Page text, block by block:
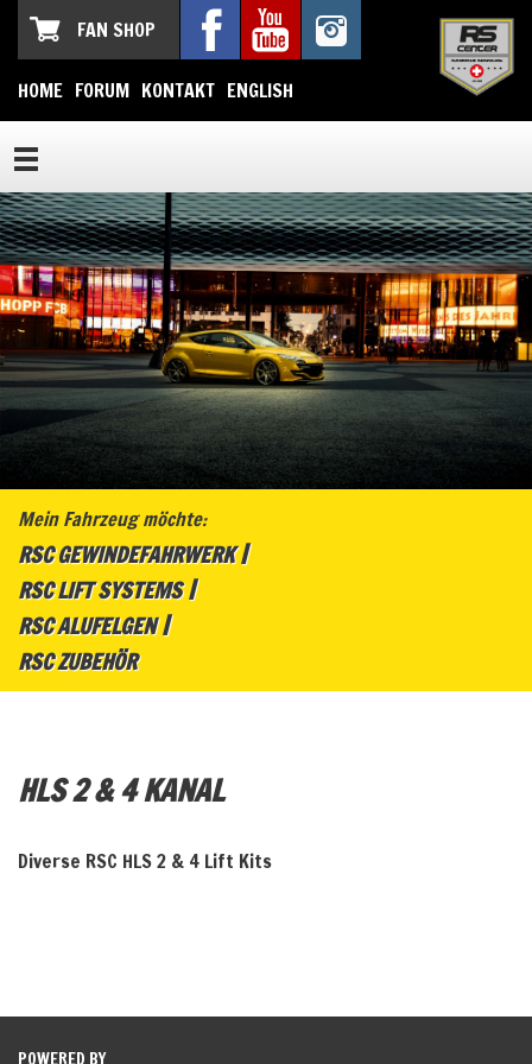
FAN SHOP
HOME FORUM KONTAKT ENGLISH
Mein Fahrzeug möchte:
RSC GEWINDEFAHRWERK
RSC LIFT SYSTEMS
RSC ALUFELGEN
RSC ZUBEHÖR
HLS 2 & 4 KANAL
Diverse RSC HLS 2 & 4 Lift Kits
POWERED BY